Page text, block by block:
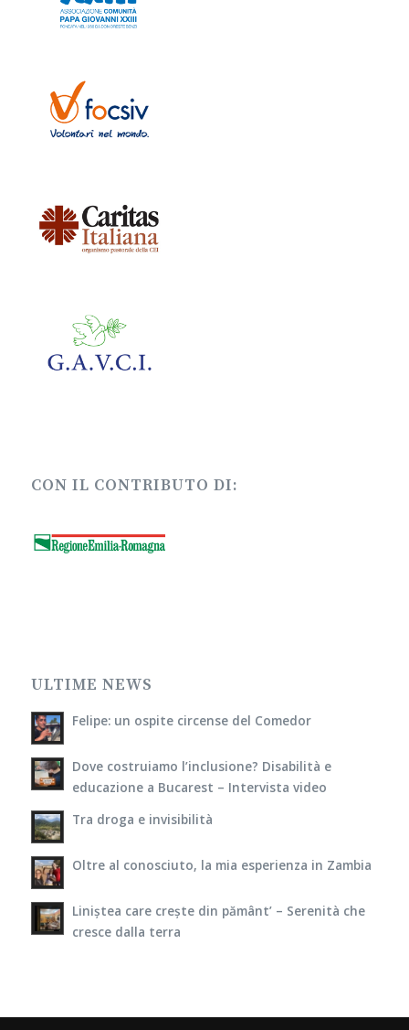
CON IL CONTRIBUTO DI:
ULTIME NEWS
Felipe: un ospite circense del Comedor
Dove costruiamo l’inclusione? Disabilità e
educazione a Bucarest – Intervista video
Tra droga e invisibilità
Oltre al conosciuto, la mia esperienza in Zambia
Liniștea care crește din pământ’ – Serenità che
cresce dalla terra